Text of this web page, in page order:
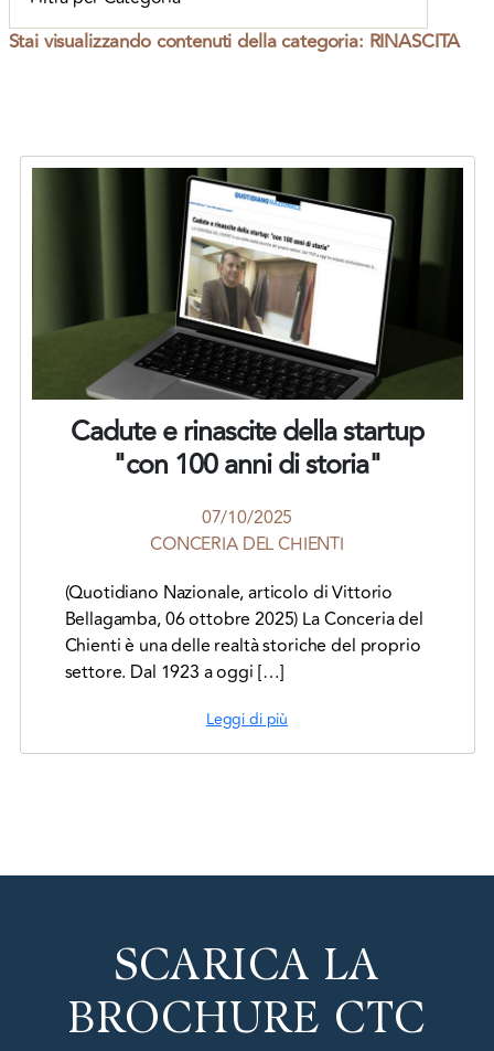
Stai visualizzando contenuti della categoria: RINASCITA
Cadute e rinascite della startup
"con 100 anni di storia"
07/10/2025
CONCERIA DEL CHIENTI
(Quotidiano Nazionale, articolo di Vittorio
Bellagamba, 06 ottobre 2025) La Conceria del
Chienti è una delle realtà storiche del proprio
settore. Dal 1923 a oggi […]
Leggi di più
SCARICA LA
BROCHURE CTC